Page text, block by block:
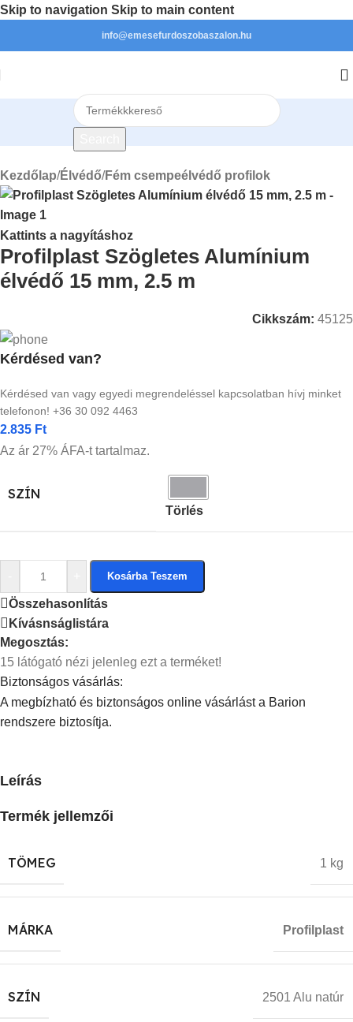
Skip to navigation Skip to main content
info@emesefurdoszobaszalon.hu
Kezdőlap/Élvédő/Fém csempeélvédő profilok
Kattints a nagyításhoz
Profilplast Szögletes Alumínium
élvédő 15 mm, 2.5 m
Cikkszám: 45125
Kérdésed van?
Kérdésed van vagy egyedi megrendeléssel kapcsolatban hívj minket
telefonon! +36 30 092 4463
2.835 Ft
Az ár 27% ÁFA-t tartalmaz.
SZÍN
Törlés
Kosárba Teszem
Összehasonlítás
Kívásnságlistára
Megosztás:
15 látógató nézi jelenleg ezt a terméket!
Biztonságos vásárlás:
A megbízható és biztonságos online vásárlást a Barion
rendszere biztosítja.
Leírás
Termék jellemzői
TÖMEG 1 kg
MÁRKA Profilplast
SZÍN 2501 Alu natúr